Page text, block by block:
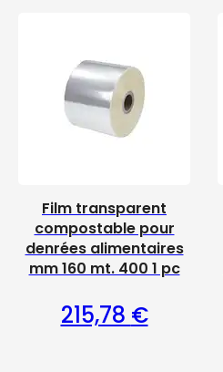
Film transparent
compostable pour
denrées alimentaires
mm 160 mt. 400 1 pc
215,78 €